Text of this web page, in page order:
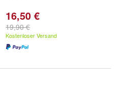
16,50 €
19,90 €
Kostenloser Versand